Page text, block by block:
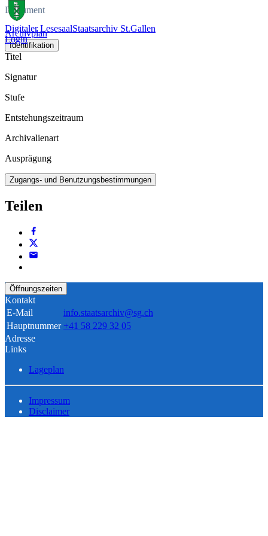
Digitaler LesesaalStaatsarchiv St.Gallen
Login
Dokument
Archivplan
Identifikation
Titel
Signatur
Stufe
Entstehungszeitraum
Archivalienart
Ausprägung
Zugangs- und Benutzungsbestimmungen
Teilen
Öffnungszeiten
Kontakt
E-Mail
info.staatsarchiv@sg.ch
Hauptnummer +41 58 229 32 05
Adresse
Links
Lageplan
Impressum
Disclaimer